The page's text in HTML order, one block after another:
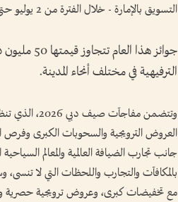
التسويق بالإمارة - خلال الفترة من 2 يوليو حتى 30 أغسطس 2026 تحت شعار «يا حي صيف دبي».
الترفيهية في مختلف أنحاء المدينة.
وتتضمن
العروض الترويجية والسحوبات الكبرى وفرص
جانب تجارب الضيافة العالمية والمعالم
بالمكافآت والتجارب واللحظات التي لا
مع تخفيضات كبرى، وعروض ترويجية حصرية